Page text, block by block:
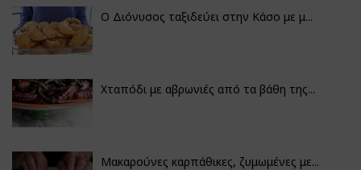
Ο Διόνυσος ταξιδεύει στην Κάσο με μ...
Χταπόδι με αβρωνιές από τα βάθη της...
Μακαρούνες καρπάθικες, ζυμωμένες με...